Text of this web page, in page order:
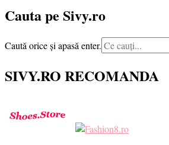
Cauta pe Sivy.ro
Cauți
Caută orice și apasă enter.
SIVY.RO RECOMANDA